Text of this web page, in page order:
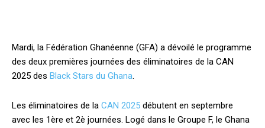
Mardi, la Fédération Ghanéenne (GFA) a dévoilé le programme
des deux premières journées des éliminatoires de la CAN
2025 des Black Stars du Ghana.
Les éliminatoires de la CAN 2025 débutent en septembre
avec les 1ère et 2è journées. Logé dans le Groupe F, le Ghana